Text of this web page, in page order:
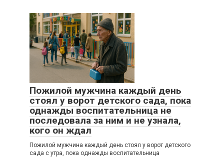
Пожилой мужчина каждый день
стоял у ворот детского сада, пока
однажды воспитательница не
последовала за ним и не узнала,
кого он ждал
Пожилой мужчина каждый день стоял у ворот детского
сада с утра, пока однажды воспитательница